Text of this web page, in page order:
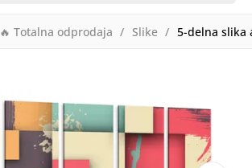
🔥 Totalna odprodaja Slike 5-delna slika